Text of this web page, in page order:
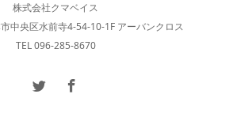
株式会社クマベイス
中央区水前寺4-54-10-1F アーバンクロス
TEL 096-285-8670